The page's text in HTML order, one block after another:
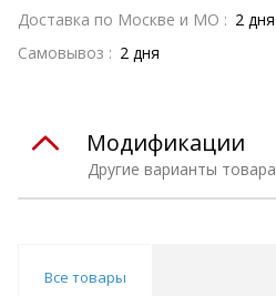
Доставка по Москве и МО : 2 дня
Самовывоз : 2 дня
Другие варианты товара
Модификации
Все товары